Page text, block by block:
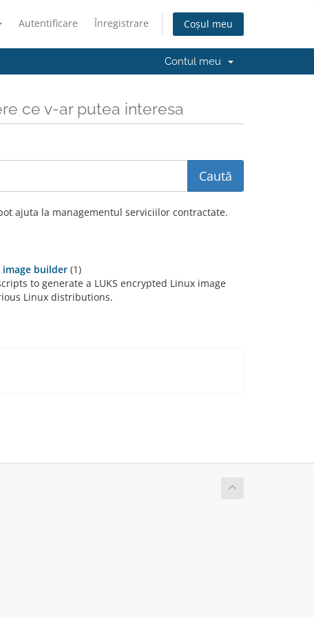
Autentificare Înregistrare Coșul meu
Contul meu
ce v-ar putea interesa
ajuta la managementul serviciilor contractate.
image builder (1)
to generate a LUKS encrypted Linux image
Linux distributions.